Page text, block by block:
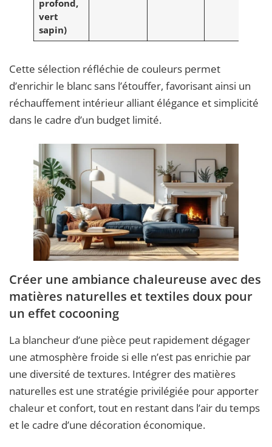
profond,
vert
sapin)
Cette sélection réfléchie de couleurs permet
d’enrichir le blanc sans l’étouffer, favorisant ainsi un
réchauffement intérieur alliant élégance et simplicité
dans le cadre d’un budget limité.
Créer une ambiance chaleureuse avec des
matières naturelles et textiles doux pour
un effet cocooning
La blancheur d’une pièce peut rapidement dégager
une atmosphère froide si elle n’est pas enrichie par
une diversité de textures. Intégrer des matières
naturelles est une stratégie privilégiée pour apporter
chaleur et confort, tout en restant dans l’air du temps
et le cadre d’une décoration économique.